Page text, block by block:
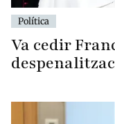
Política
Va cedir